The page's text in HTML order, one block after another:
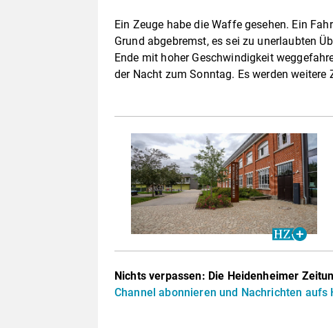
Ein Zeuge habe die Waffe gesehen. Ein
Grund abgebremst, es sei zu unerlaubten
Ende mit hoher Geschwindigkeit
der Nacht zum Sonntag. Es werden weitere
Nichts verpassen: Die Heidenheimer
Channel abonnieren und Nachrichten aufs